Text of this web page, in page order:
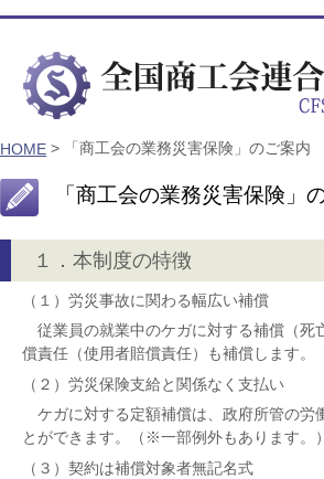
HOME > 「商工会の業務災害保険」のご案内
「商工会の業務災害保険」
１．本制度の特徴
（１）労災事故に関わる幅広い補償
従業員の就業中のケガに対する補償（
償責任（使用者賠償責任）も補償します。
（２）労災保険支給と関係なく支払い
ケガに対する定額補償は、政府所管の
とができます。（※一部例外もあります。）
（３）契約は補償対象者無記名式